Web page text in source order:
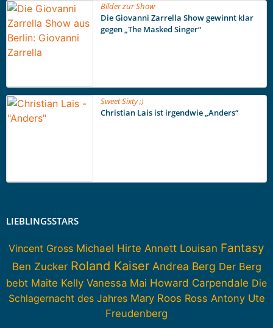
Bilder zur Show
Die Giovanni Zarrella Show gewinnt klar
gegen „The Masked Singer“
Sweet Sixty ;)
Christian Lais ist irgendwie „Anders“
LIEBLINGSSTARS
Vincent Gross Michael Hirte Annett Louisan Fantasy
Ben Zucker Roland Kaiser Andrea Berg Der Berg
bebt Maite Kelly Vanessa Mai Howard Carpendale Die
Schlagernacht des Jahres Mary Roos Ross Antony Ute
Freudenberg